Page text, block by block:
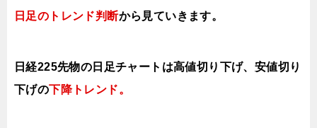
日足のトレンド判断から見ていきます。
日経225先物の日足チャートは高値切り下げ、安値切り
下げの 下降トレンド。